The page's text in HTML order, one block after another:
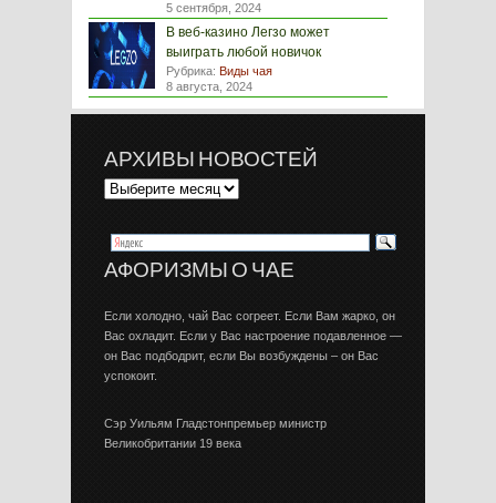
5 сентября, 2024
В веб-казино Легзо может
выиграть любой новичок
Рубрика: Виды чая
8 августа, 2024
АРХИВЫ НОВОСТЕЙ
АФОРИЗМЫ О ЧАЕ
Если холодно, чай Вас согреет. Если Вам жарко, он
Вас охладит. Если у Вас настроение подавленное —
он Вас подбодрит, если Вы возбуждены – он Вас
успокоит.
Сэр Уильям Гладстонпремьер министр
Великобритании 19 века